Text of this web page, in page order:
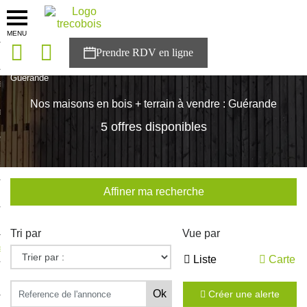
MENU
solutions
Trecobois
à NESTOR
Guérande
Nos maisons en bois + terrain à vendre : Guérande
5 offres disponibles
Affiner ma recherche
Tri par Vue par
Liste Carte
Créer une alerte